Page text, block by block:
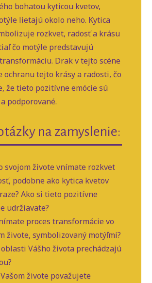
bohatou kyticou kvetov,
lietajú okolo neho. Kytica
rozkvet, radosť a krásu
čo motýle predstavujú
Drak v tejto scéne
ochranu tejto krásy a radosti, čo
že tieto pozitívne emócie sú
podporované.
na zamyslenie:
svojom živote vnímate rozkvet
podobne ako kytica kvetov
Ako si tieto pozitívne
udržiavate?
proces transformácie vo
živote, symbolizovaný motýľmi?
Vášho života prechádzajú
Vašom živote považujete